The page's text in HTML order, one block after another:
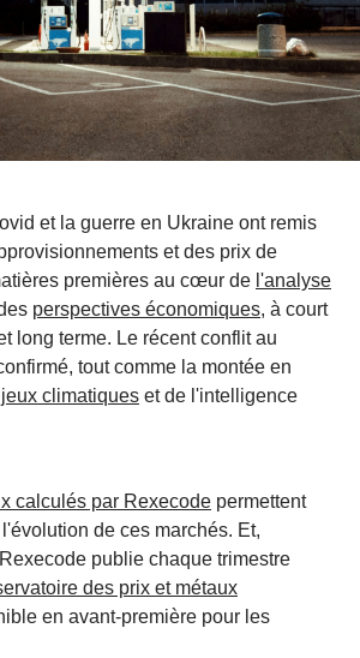
et la guerre en Ukraine ont remis
et des prix de
premières au cœur de l'analyse
perspectives économiques, à court
long terme. Le récent conflit au
tout comme la montée en
climatiques et de l'intelligence
calculés par Rexecode permettent
de ces marchés. Et,
publie chaque trimestre
des prix et métaux
en avant-première pour les